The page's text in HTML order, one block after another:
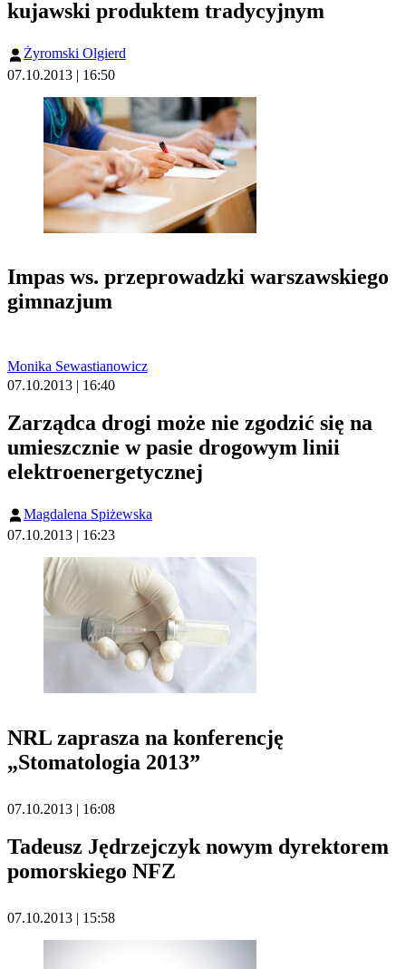
kujawski produktem tradycyjnym
Żyromski Olgierd
07.10.2013 | 16:50
Impas ws. przeprowadzki warszawskiego
gimnazjum
Monika Sewastianowicz
07.10.2013 | 16:40
Zarządca drogi może nie zgodzić się na
umieszcznie w pasie drogowym linii
elektroenergetycznej
Magdalena Spiżewska
07.10.2013 | 16:23
NRL zaprasza na konferencję
„Stomatologia 2013”
07.10.2013 | 16:08
Tadeusz Jędrzejczyk nowym dyrektorem
pomorskiego NFZ
07.10.2013 | 15:58